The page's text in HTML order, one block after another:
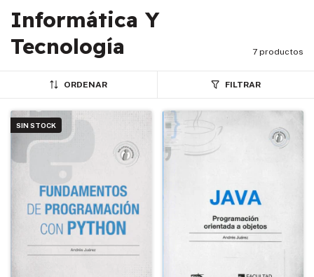
Informática Y
Tecnología
7 productos
ORDENAR FILTRAR
SIN STOCK